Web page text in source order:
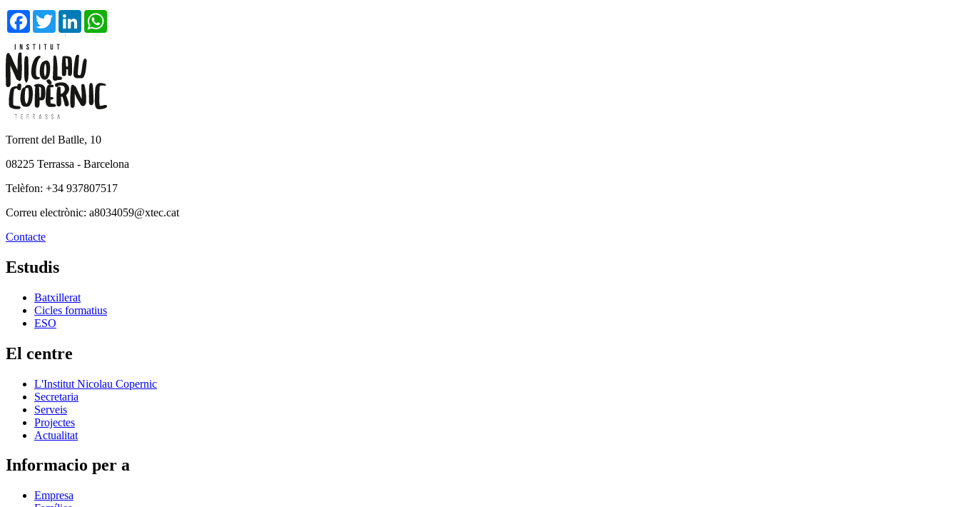
FacebookTwitterLinkedIn
Torrent del Batlle, 10
08225 Terrassa - Barcelona
Telèfon: +34 937807517
Correu electrònic: a8034059@xtec.cat
Contacte
Estudis
Batxillerat
Cicles formatius
ESO
El centre
L'Institut Nicolau Copernic
Secretaria
Serveis
Projectes
Actualitat
Informacio per a
Empresa